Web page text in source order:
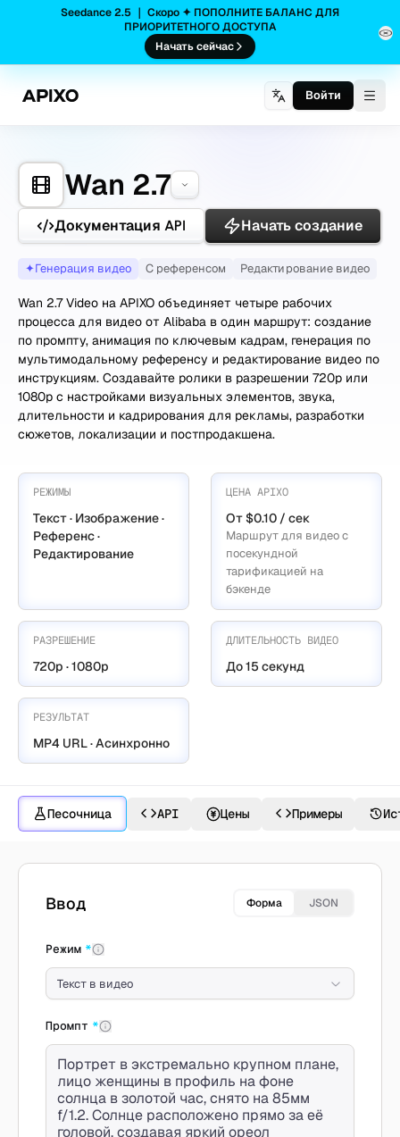
Seedance 2.5 ｜ Скоро ✦ ПОПОЛНИТЕ БАЛАНС ДЛЯ
ПРИОРИТЕТНОГО ДОСТУПА
Начать сейчас
Войти
Wan 2.7
Документация API Начать создание
✦Генерация видео С референсом Редактирование видео
Wan 2.7 Video на APIXO объединяет четыре рабочих
процесса для видео от Alibaba в один маршрут: создание
по промпту, анимация по ключевым кадрам, генерация по
мультимодальному референсу и редактирование видео по
инструкциям. Создавайте ролики в разрешении 720p или
1080p с настройками визуальных элементов, звука,
длительности и кадрирования для рекламы, разработки
сюжетов, локализации и постпродакшена.
РЕЖИМЫ
Текст · Изображение ·
Референс ·
Редактирование
ЦЕНА APIXO
От $0.10 / сек
Маршрут для видео с
посекундной
тарификацией на
бэкенде
РАЗРЕШЕНИЕ
720p · 1080p
ДЛИТЕЛЬНОСТЬ ВИДЕО
До 15 секунд
РЕЗУЛЬТАТ
MP4 URL · Асинхронно
Песочница API Цены Примеры
Создать с Wan 2.7
Ввод Форма JSON
Режим *
Текст в видео
Промпт *